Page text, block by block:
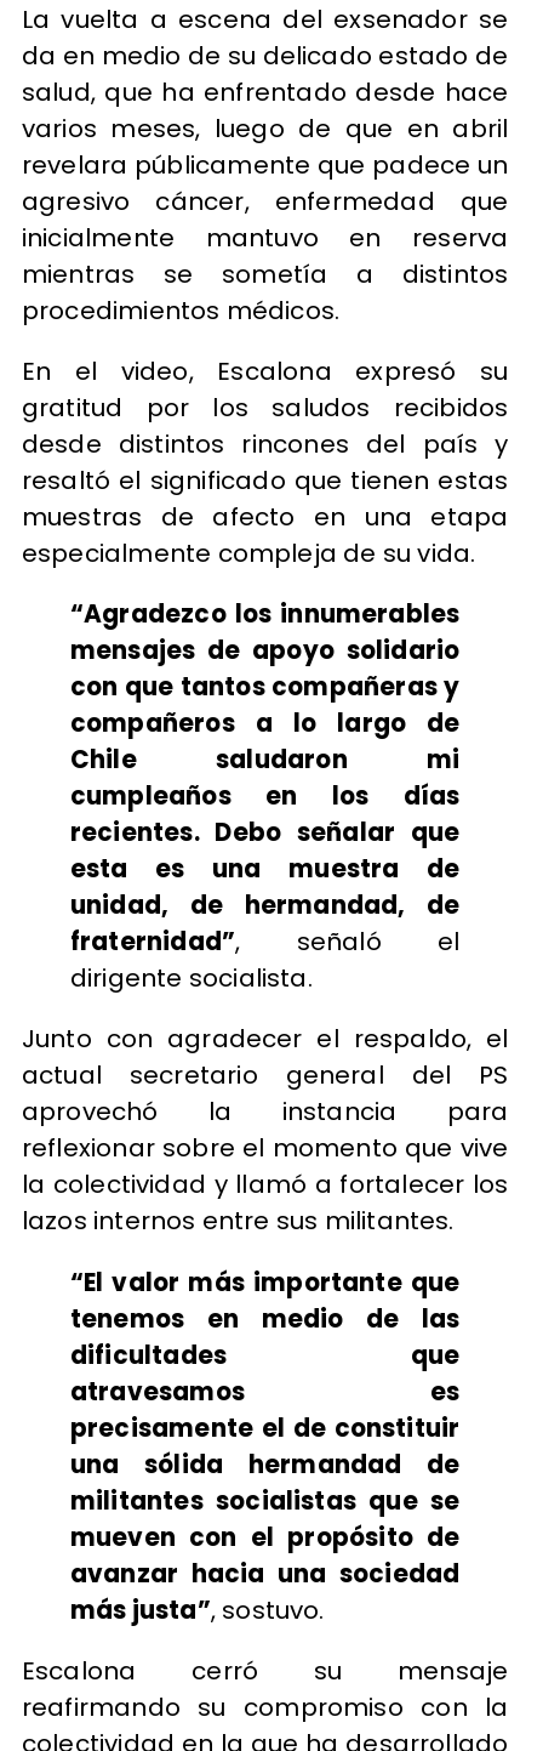
La vuelta a escena del exsenador se
da en medio de su delicado estado de
salud, que ha enfrentado desde hace
varios meses, luego de que en abril
revelara públicamente que padece un
agresivo cáncer, enfermedad que
inicialmente mantuvo en reserva
mientras se sometía a distintos
procedimientos médicos.
En el video, Escalona expresó su
gratitud por los saludos recibidos
desde distintos rincones del país y
resaltó el significado que tienen estas
muestras de afecto en una etapa
especialmente compleja de su vida.
“Agradezco los innumerables
mensajes de apoyo solidario
con que tantos compañeras y
compañeros a lo largo de
Chile saludaron mi
cumpleaños en los días
recientes. Debo señalar que
esta es una muestra de
unidad, de hermandad, de
fraternidad”, señaló el
dirigente socialista.
Junto con agradecer el respaldo, el
actual secretario general del PS
aprovechó la instancia para
reflexionar sobre el momento que vive
la colectividad y llamó a fortalecer los
lazos internos entre sus militantes.
“El valor más importante que
tenemos en medio de las
dificultades que
atravesamos es
precisamente el de constituir
una sólida hermandad de
militantes socialistas que se
mueven con el propósito de
avanzar hacia una sociedad
más justa”, sostuvo.
Escalona cerró su mensaje
reafirmando su compromiso con la
colectividad en la que ha desarrollado